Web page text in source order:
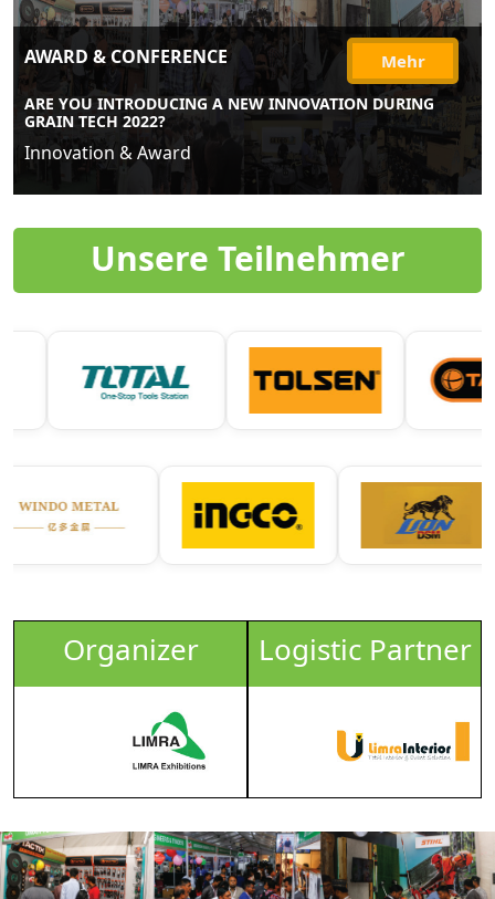
AWARD & CONFERENCE Mehr
ARE YOU INTRODUCING A NEW INNOVATION DURING
GRAIN TECH 2022?
Innovation & Award
Unsere Teilnehmer
Organizer Logistic Partner